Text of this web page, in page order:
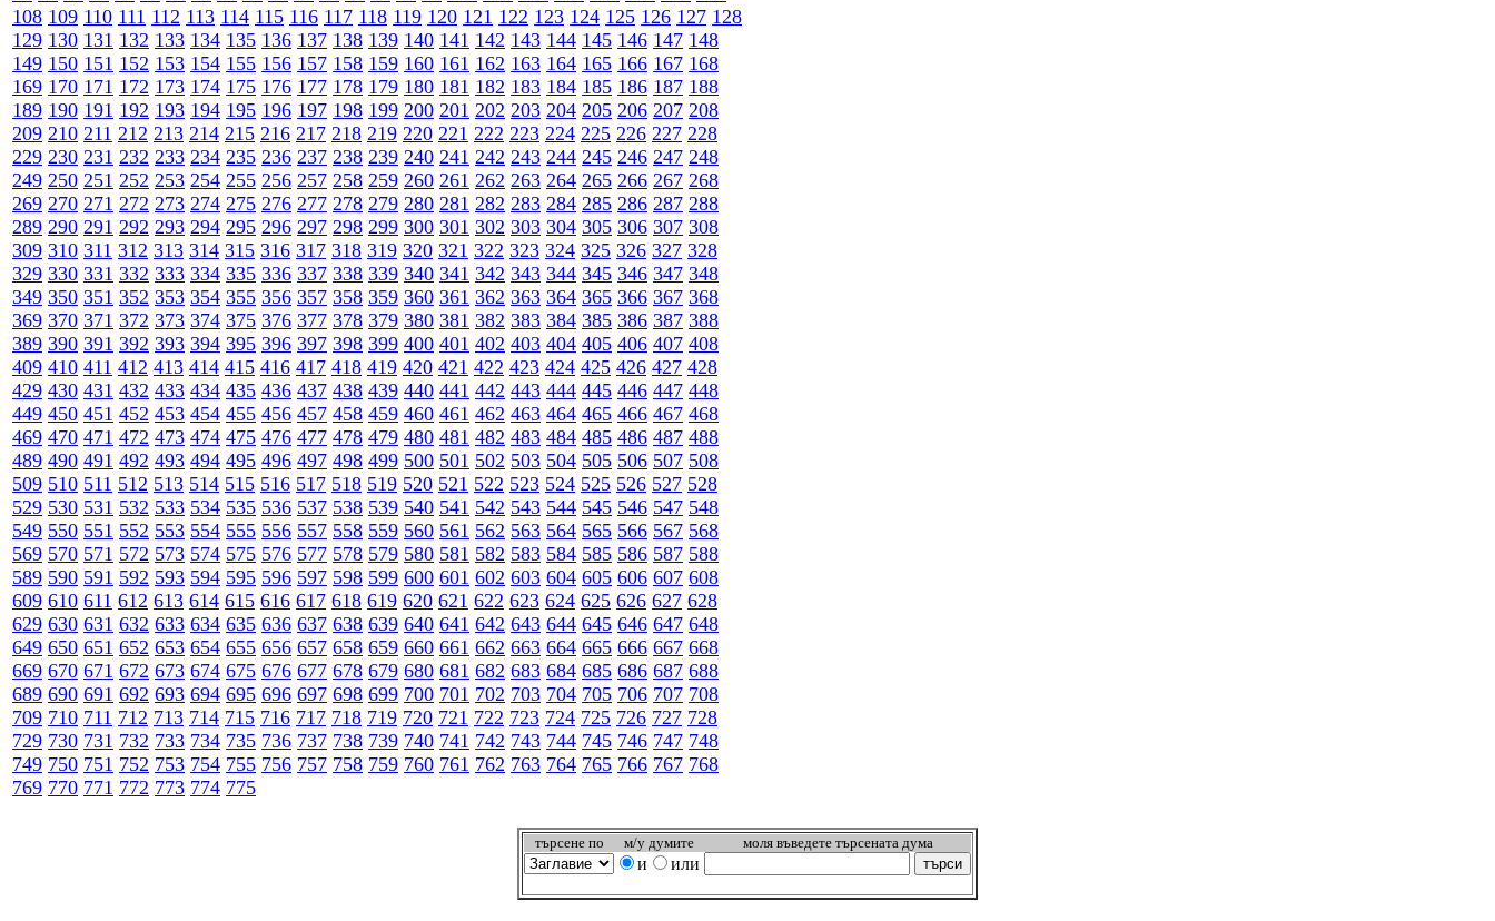
108 109 110 111 112 113 114 115 116 117 118 119 120 121 122 123 124 125 126 127 128
129 130 131 132 133 134 135 136 137 138 139 140 141 142 143 144 145 146 147 148
149 150 151 152 153 154 155 156 157 158 159 160 161 162 163 164 165 166 167 168
169 170 171 172 173 174 175 176 177 178 179 180 181 182 183 184 185 186 187 188
189 190 191 192 193 194 195 196 197 198 199 200 201 202 203 204 205 206 207 208
209 210 211 212 213 214 215 216 217 218 219 220 221 222 223 224 225 226 227 228
229 230 231 232 233 234 235 236 237 238 239 240 241 242 243 244 245 246 247 248
249 250 251 252 253 254 255 256 257 258 259 260 261 262 263 264 265 266 267 268
269 270 271 272 273 274 275 276 277 278 279 280 281 282 283 284 285 286 287 288
289 290 291 292 293 294 295 296 297 298 299 300 301 302 303 304 305 306 307 308
309 310 311 312 313 314 315 316 317 318 319 320 321 322 323 324 325 326 327 328
329 330 331 332 333 334 335 336 337 338 339 340 341 342 343 344 345 346 347 348
349 350 351 352 353 354 355 356 357 358 359 360 361 362 363 364 365 366 367 368
369 370 371 372 373 374 375 376 377 378 379 380 381 382 383 384 385 386 387 388
389 390 391 392 393 394 395 396 397 398 399 400 401 402 403 404 405 406 407 408
409 410 411 412 413 414 415 416 417 418 419 420 421 422 423 424 425 426 427 428
429 430 431 432 433 434 435 436 437 438 439 440 441 442 443 444 445 446 447 448
449 450 451 452 453 454 455 456 457 458 459 460 461 462 463 464 465 466 467 468
469 470 471 472 473 474 475 476 477 478 479 480 481 482 483 484 485 486 487 488
489 490 491 492 493 494 495 496 497 498 499 500 501 502 503 504 505 506 507 508
509 510 511 512 513 514 515 516 517 518 519 520 521 522 523 524 525 526 527 528
529 530 531 532 533 534 535 536 537 538 539 540 541 542 543 544 545 546 547 548
549 550 551 552 553 554 555 556 557 558 559 560 561 562 563 564 565 566 567 568
569 570 571 572 573 574 575 576 577 578 579 580 581 582 583 584 585 586 587 588
589 590 591 592 593 594 595 596 597 598 599 600 601 602 603 604 605 606 607 608
609 610 611 612 613 614 615 616 617 618 619 620 621 622 623 624 625 626 627 628
629 630 631 632 633 634 635 636 637 638 639 640 641 642 643 644 645 646 647 648
649 650 651 652 653 654 655 656 657 658 659 660 661 662 663 664 665 666 667 668
669 670 671 672 673 674 675 676 677 678 679 680 681 682 683 684 685 686 687 688
689 690 691 692 693 694 695 696 697 698 699 700 701 702 703 704 705 706 707 708
709 710 711 712 713 714 715 716 717 718 719 720 721 722 723 724 725 726 727 728
729 730 731 732 733 734 735 736 737 738 739 740 741 742 743 744 745 746 747 748
749 750 751 752 753 754 755 756 757 758 759 760 761 762 763 764 765 766 767 768
769 770 771 772 773 774 775
търсeне по м/у думите моля въведете търсената дума
и или